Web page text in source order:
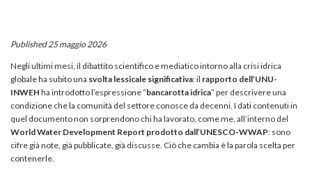
Published 25 maggio 2026
Negli ultimi mesi, il dibattito scientifico e mediatico intorno alla crisi idrica
globale ha subito una svolta lessicale significativa: il rapporto dell’UNU-
INWEH ha introdotto l’espressione “bancarotta idrica” per descrivere una
condizione che la comunità del settore conosce da decenni. I dati contenuti in
quel documento non sorprendono chi ha lavorato, come me, all’interno del
World Water Development Report prodotto dall’UNESCO-WWAP: sono
cifre già note, già pubblicate, già discusse. Ciò che cambia è la parola scelta per
contenerle.